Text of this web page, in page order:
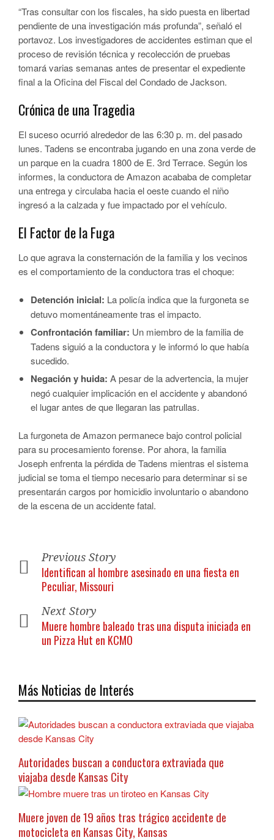
“Tras consultar con los fiscales, ha sido puesta en libertad
pendiente de una investigación más profunda”, señaló el
portavoz. Los investigadores de accidentes estiman que el
proceso de revisión técnica y recolección de pruebas
tomará varias semanas antes de presentar el expediente
final a la Oficina del Fiscal del Condado de Jackson.
Crónica de una Tragedia
El suceso ocurrió alrededor de las 6:30 p. m. del pasado
lunes. Tadens se encontraba jugando en una zona verde de
un parque en la cuadra 1800 de E. 3rd Terrace. Según los
informes, la conductora de Amazon acababa de completar
una entrega y circulaba hacia el oeste cuando el niño
ingresó a la calzada y fue impactado por el vehículo.
El Factor de la Fuga
Lo que agrava la consternación de la familia y los vecinos
es el comportamiento de la conductora tras el choque:
Detención inicial: La policía indica que la furgoneta se
detuvo momentáneamente tras el impacto.
Confrontación familiar: Un miembro de la familia de
Tadens siguió a la conductora y le informó lo que había
sucedido.
Negación y huida: A pesar de la advertencia, la mujer
negó cualquier implicación en el accidente y abandonó
el lugar antes de que llegaran las patrullas.
La furgoneta de Amazon permanece bajo control policial
para su procesamiento forense. Por ahora, la familia
Joseph enfrenta la pérdida de Tadens mientras el sistema
judicial se toma el tiempo necesario para determinar si se
presentarán cargos por homicidio involuntario o abandono
de la escena de un accidente fatal.
Previous Story
Identifican al hombre asesinado en una fiesta en
Peculiar, Missouri
Next Story
Muere hombre baleado tras una disputa iniciada en
un Pizza Hut en KCMO
Más Noticias de Interés
Autoridades buscan a conductora extraviada que
viajaba desde Kansas City
Muere joven de 19 años tras trágico accidente de
motocicleta en Kansas City, Kansas